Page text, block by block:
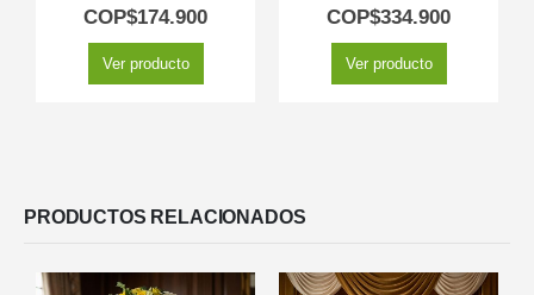
5.00out of 5
COP$174.900
Ver producto
5.00out of 5
COP$334.900
Ver producto
PRODUCTOS RELACIONADOS